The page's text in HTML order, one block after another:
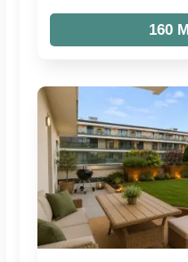
160